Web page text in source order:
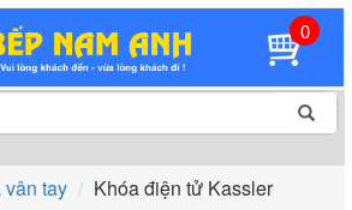
0
vân tay Khóa điện tử Kassler